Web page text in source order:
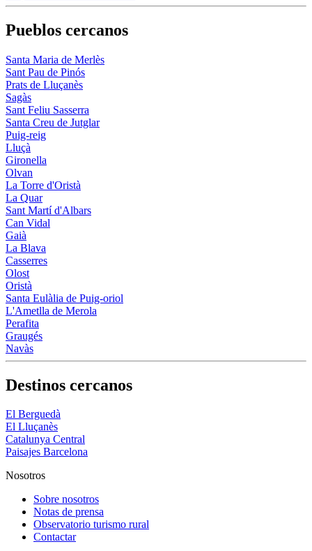
Pueblos cercanos
Santa Maria de Merlès
Sant Pau de Pinós
Prats de Lluçanès
Sagàs
Sant Feliu Sasserra
Santa Creu de Jutglar
Puig-reig
Lluçà
Gironella
Olvan
La Torre d'Oristà
La Quar
Sant Martí d'Albars
Can Vidal
Gaià
La Blava
Casserres
Olost
Oristà
Santa Eulàlia de Puig-oriol
L'Ametlla de Merola
Perafita
Graugés
Navàs
Destinos cercanos
El Berguedà
El Lluçanès
Catalunya Central
Paisajes Barcelona
Nosotros
Sobre nosotros
Notas de prensa
Observatorio turismo rural
Contactar